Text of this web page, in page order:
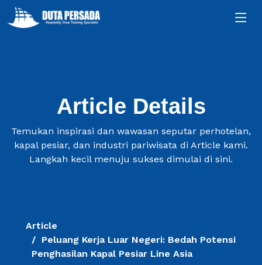
Article Details
Temukan inspirasi dan wawasan seputar perhotelan,
kapal pesiar, dan industri pariwisata di Article kami.
Langkah kecil menuju sukses dimulai di sini.
Article
Peluang Kerja Luar Negeri: Bedah Potensi
Penghasilan Kapal Pesiar Line Asia